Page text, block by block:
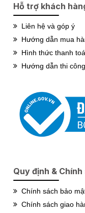
Hỗ trợ khách
Liên hệ và góp ý
Hướng dẫn mua
Hình thức thanh
Hướng dẫn thi công
Quy định & Chính
Chính sách bảo
Chính sách giao